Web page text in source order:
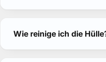
Wie reinige ich die